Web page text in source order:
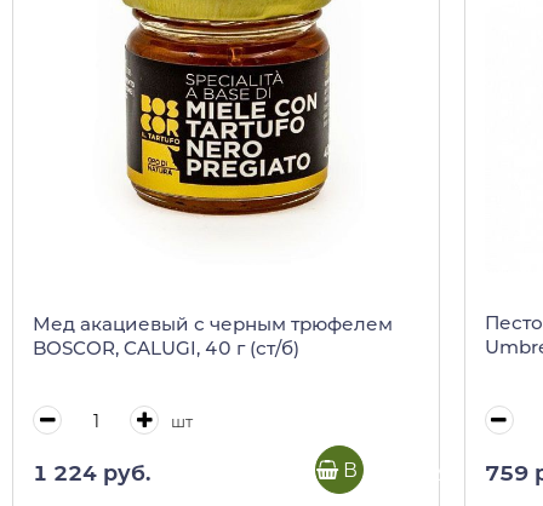
Мед акациевый с черным трюфелем
BOSCOR, CALUGI, 40 г (ст/б)
шт
1 224 руб. В корзину 759